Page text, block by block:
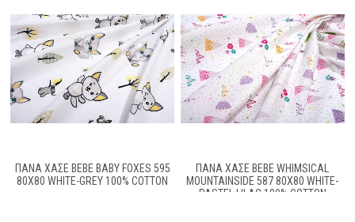
ΠΆΝΑ ΧΑΣΈ BEBE BABY FOXES 595
80X80 WHITE-GREY 100% COTTON
ΠΆΝΑ ΧΑΣΈ BEBE WHIMSICAL
MOUNTAINSIDE 587 80X80 WHITE-
PASTEL LILAC 100% COTTON